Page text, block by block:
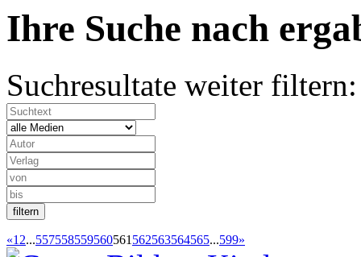
Ihre Suche nach
Suchresultate weiter filtern:
«12...557558559560561562563564565...599»